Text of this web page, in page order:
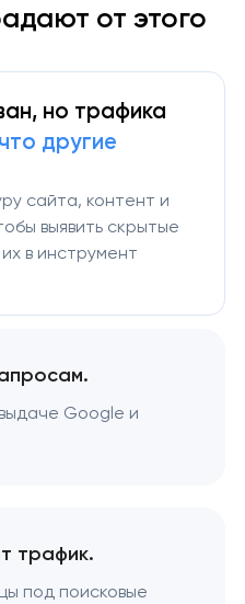
от этого
но трафика
другие
сайта, контент и
выявить скрытые
в инструмент
Google и
трафик.
под поисковые